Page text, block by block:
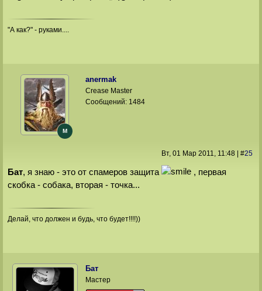
"А как?" - руками....
anermak
M
Crease Master
Сообщений: 1484
Вт, 01 Мар 2011, 11:48| #25
Бат, я знаю - это от спамеров защита
, первая
скобка - собака, вторая - точка...
Делай, что должен и будь, что будет!!!!))
Бат
Мастер